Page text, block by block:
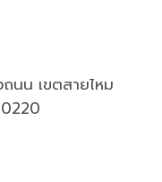
นน เขตสายไหม